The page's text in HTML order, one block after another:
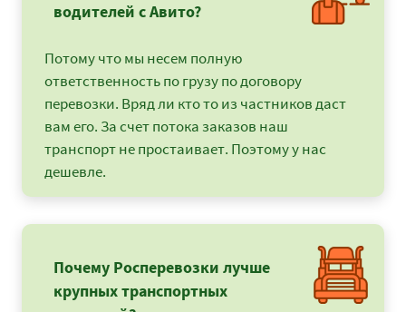
водителей с Авито?
Потому что мы несем полную
ответственность по грузу по договору
перевозки. Вряд ли кто то из частников даст
вам его. За счет потока заказов наш
транспорт не простаивает. Поэтому у нас
дешевле.
Почему Росперевозки лучше
крупных транспортных